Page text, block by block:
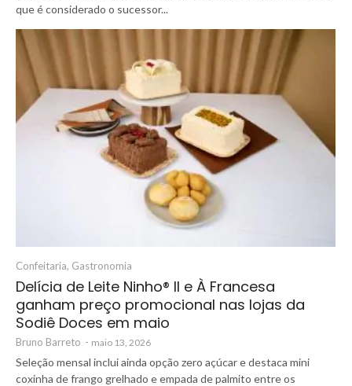
que é considerado o sucessor...
Confeitaria, Gastronomia
Delícia de Leite Ninho®️ II e À Francesa
ganham preço promocional nas lojas da
Sodiê Doces em maio
Bruno Barreto - maio 13, 2026
Seleção mensal inclui ainda opção zero açúcar e destaca mini
coxinha de frango grelhado e empada de palmito entre os